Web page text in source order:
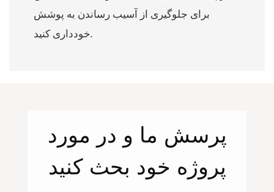
برای جلوگیری از آسیب رساندن به پوشش
خودداری کنید.
پرسش ما و در مورد
پروژه خود بحث کنید